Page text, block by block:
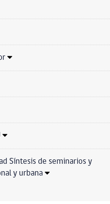
Síntesis de seminarios y
y urbana